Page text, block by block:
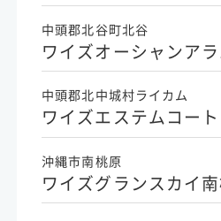
中頭郡北谷町北谷
ワイズオーシャンア
中頭郡北中城村ライカム
ワイズエステムコー
沖縄市南桃原
ワイズグランスカイ